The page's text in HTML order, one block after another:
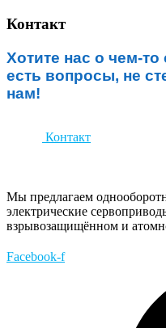
Контакт
Хотите нас о чем-
есть вопросы, не
нам!
Контакт
Мы предлагаем
электрические
взрывозащищённом и
Facebook-f